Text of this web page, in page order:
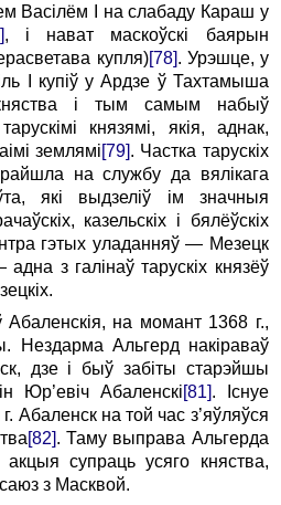
Васілём I на слабаду Караш у
, i нават маскоўскі баярын
купля)[78]. Урэшце, у
I купіў у Ардзе ў Тахтамыша
i тым самым набыў
князямі, якія, аднак,
землямі[79]. Частка тарускіх
на службу да вялікага
які выдзеліў ім значныя
казельскіх i бялёўскіх
гэтых уладанняў — Мезецк
з галінаў тарускіх князёў
Абаленскія, на момант 1368 г.,
Нездарма Альгерд накіраваў
дзе i быў забіты старэйшы
Юр’евіч Абаленскі[81]. Існуе
Абаленск на той час з’яўляўся
[82]. Таму выправа Альгерда
супраць усяго княства,
з Масквой.